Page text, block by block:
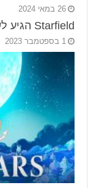
26 במאי 2024
Starfield הגיע לשיא של כמות שחקנים ב-Steam
1 בספטמבר 2023